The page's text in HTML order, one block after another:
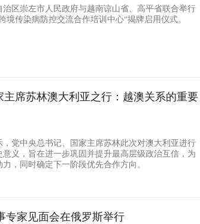
区崇左市人民政府与越南谅山省、高平省联合举行
境传染病防控交流合作培训中心”揭牌启用仪式。
席苏林澳大利亚之行：越澳关系的重要
党中央总书记、国家主席苏林此次对澳大利亚进行
义，旨在进一步巩固并提升最高层级政治互信，为
，同时确定下一阶段优先合作方向。
专家见面会在俄罗斯举行